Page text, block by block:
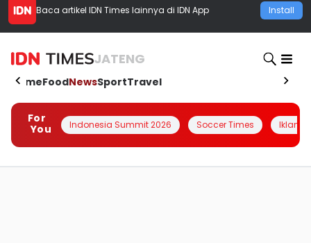
Baca artikel IDN Times lainnya di IDN App Install
JATENG
HomeFoodNewsSportTravel
For
You
Indonesia Summit 2026 Soccer Times Iklanin